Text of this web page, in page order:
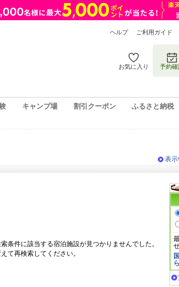
ヘルプ ご利用ガイド
お気に入り 予約
キャンプ場 割引クーポン ふるさと納税
表
条件に該当する宿泊施設が見つかりませんでした。
て再検索してください。
ら